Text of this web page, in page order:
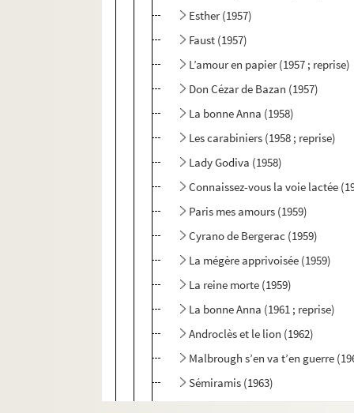
Esther (1957)
Faust (1957)
L’amour en papier (1957 ; reprise)
Don Cézar de Bazan (1957)
La bonne Anna (1958)
Les carabiniers (1958 ; reprise)
Lady Godiva (1958)
Connaissez-vous la voie lactée
Paris mes amours (1959)
Cyrano de Bergerac (1959)
La mégère apprivoisée (1959)
La reine morte (1959)
La bonne Anna (1961 ; reprise)
Androclès et le lion (1962)
Malbrough s’en va t’en guerre
Sémiramis (1963)